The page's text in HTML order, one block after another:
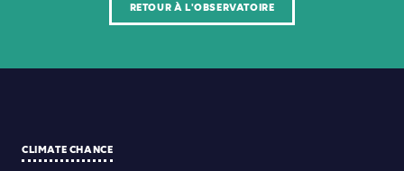
RETOUR À L'OBSERVATOIRE
CLIMATE CHANCE